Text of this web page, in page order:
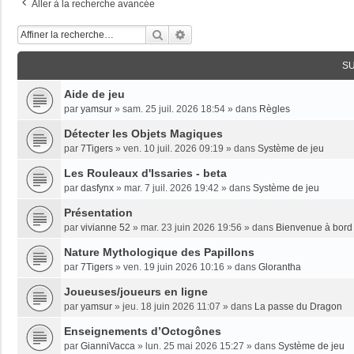
Aller à la recherche avancée
Rechercher
Aide de jeu
par yamsur » sam. 25 juil. 2026 18:54 » dans Règles
Détecter les Objets Magiques
par 7Tigers » ven. 10 juil. 2026 09:19 » dans Système de jeu
Les Rouleaux d'Issaries - beta
par dasfynx » mar. 7 juil. 2026 19:42 » dans Système de jeu
Présentation
par vivianne 52 » mar. 23 juin 2026 19:56 » dans Bienvenue à bord
Nature Mythologique des Papillons
par 7Tigers » ven. 19 juin 2026 10:16 » dans Glorantha
Joueuses/joueurs en ligne
par yamsur » jeu. 18 juin 2026 11:07 » dans La passe du Dragon
Enseignements dʼOctogônes
par GianniVacca » lun. 25 mai 2026 15:27 » dans Système de jeu